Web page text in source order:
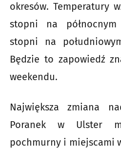
okresów. Temperatury
stopni na
stopni na
Będzie to zapowiedź
weekendu.
Największa zmiana
Poranek w Ulster
pochmurny i miejscami